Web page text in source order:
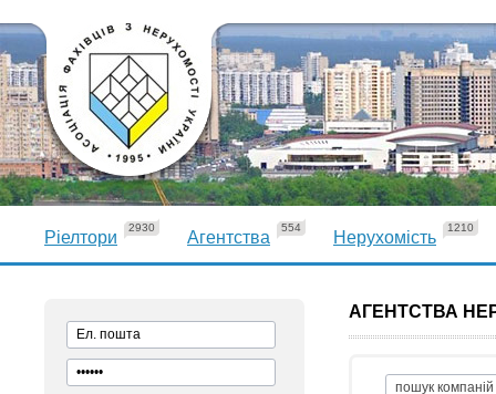
Ріелтори
2930
Агентства
554
Нерухомість
1210
АГЕНТСТВА